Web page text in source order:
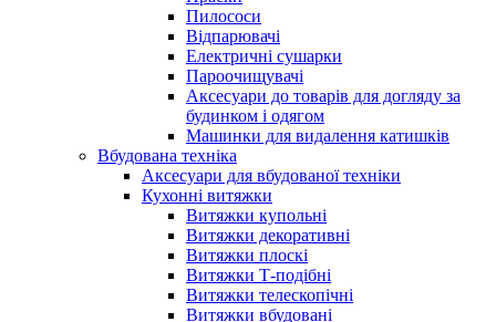
Пилососи
Відпарювачі
Електричні сушарки
Пароочищувачі
Аксесуари до товарів для догляду за
будинком і одягом
Машинки для видалення катишків
Вбудована техніка
Аксесуари для вбудованої техніки
Кухонні витяжки
Витяжки купольні
Витяжки декоративні
Витяжки плоскі
Витяжки Т-подібні
Витяжки телескопічні
Витяжки вбудовані